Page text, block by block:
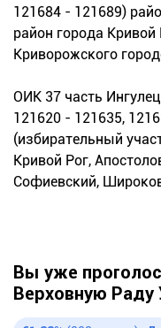
121684 - 121689)
район города Кривой
Криворожского
ОИК 37 часть
121620 - 121635,
(избирательный
Кривой Рог,
Софиевский,
Вы уже
Верховную Раду